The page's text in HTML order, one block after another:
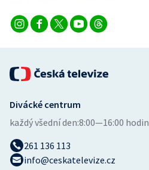
Divácké centrum
každý všední den:8:00—16:00 hodin
261 136 113
info@ceskatelevize.cz